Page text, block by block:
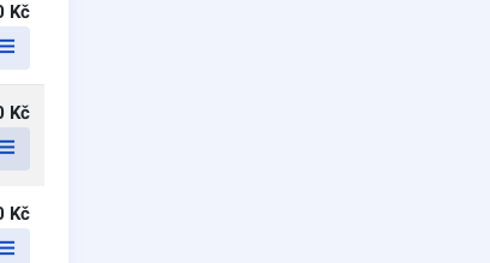
Kč
Kč
Kč